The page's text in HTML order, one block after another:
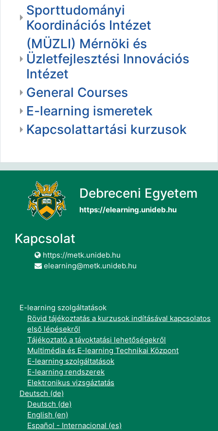
Sporttudományi
Koordinációs Intézet
(MÜZLI) Mérnöki és
Üzletfejlesztési Innovációs
Intézet
General Courses
E-learning ismeretek
Kapcsolattartási kurzusok
Debreceni Egyetem
https://elearning.unideb.hu
Kapcsolat
https://metk.unideb.hu
elearning@metk.unideb.hu
E-learning szolgáltatások
Rövid tájékoztatás a kurzusok indításával kapcsolatos
első lépésekről
Tájékoztató a távoktatási lehetőségekről
Multimédia és E-learning Technikai Központ
E-learning szolgáltatások
E-learning rendszerek
Elektronikus vizsgáztatás
Deutsch ‎(de)‎
Deutsch ‎(de)‎
English ‎(en)‎
Español - Internacional ‎(es)‎